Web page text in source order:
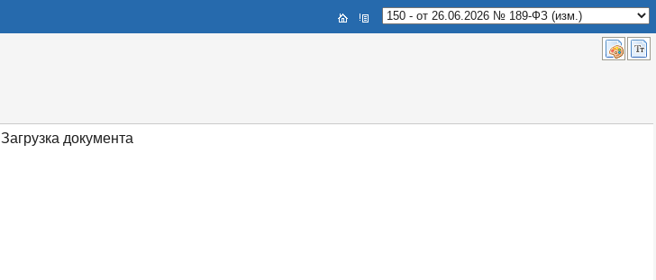
Загрузка документа